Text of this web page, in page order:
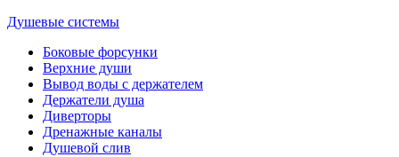
Душевые системы
Боковые форсунки
Верхние души
Вывод воды с держателем
Держатели душа
Диверторы
Дренажные каналы
Душевой слив